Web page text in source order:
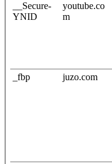
__Secure-
YNID
youtube.co
m
_fbp juzo.com